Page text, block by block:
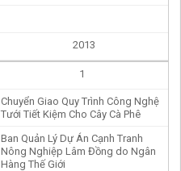
2013
1
Chuyển Giao Quy Trình Công Nghệ
Tưới Tiết Kiệm Cho Cây Cà Phê
Ban Quản Lý Dự Án Cạnh Tranh
Nông Nghiệp Lâm Đồng do Ngân
Hàng Thế Giới